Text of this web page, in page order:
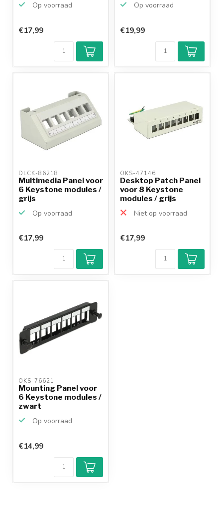
Op voorraad
€17,99
Op voorraad
€19,99
DLCK-86218
Multimedia Panel voor
6 Keystone modules /
grijs
Op voorraad
€17,99
OKS-47146
Desktop Patch Panel
voor 8 Keystone
modules / grijs
Niet op voorraad
€17,99
OKS-76621
Mounting Panel voor
6 Keystone modules /
zwart
Op voorraad
€14,99